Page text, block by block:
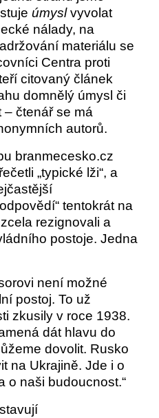
úmyslvyvolat
nálady, na
materiálu se
Centra proti
citovaný článek
domnělý úmysl či
– čtenář se má
autorů.
branmecesko.cz
„typické lži“, a
tentokrát na
rezignovali a
postoje. Jedna
není možné
postoj. To už
zkusily v roce 1938.
dát hlavu do
dovolit. Rusko
na Ukrajině. Jde i o
o naši budoucnost.“